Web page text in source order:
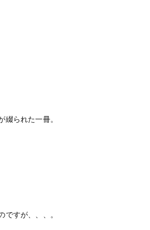
られた一冊。
すが、、、。